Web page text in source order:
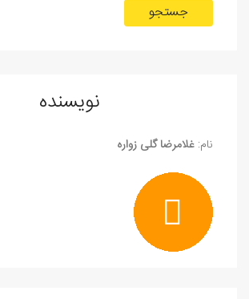
جستجو
نویسنده
نام: غلامرضا گلی زواره